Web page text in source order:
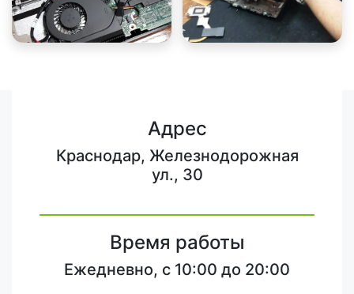
Адрес
Краснодар, Железнодорожная
ул., 30
Время работы
Ежедневно, с 10:00 до 20:00